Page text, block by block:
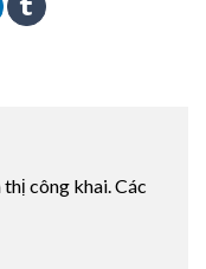
công khai.Các